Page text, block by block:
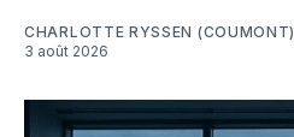
CHARLOTTE RYSSEN (COUMONT)
3 août 2026